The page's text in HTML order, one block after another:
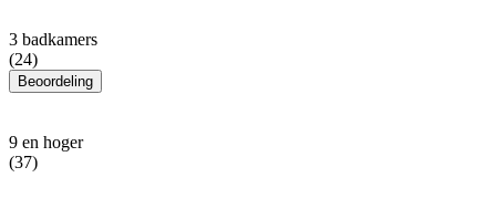
3 badkamers
(24)
Beoordeling
9 en hoger
(37)